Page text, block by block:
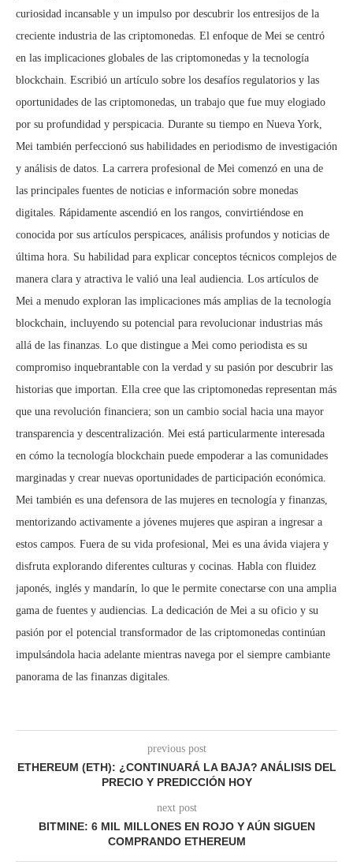
curiosidad incansable y un impulso por descubrir los entresijos de la
creciente industria de las criptomonedas. El enfoque de Mei se centró
en las implicaciones globales de las criptomonedas y la tecnología
blockchain. Escribió un artículo sobre los desafíos regulatorios y las
oportunidades de las criptomonedas, un trabajo que fue muy elogiado
por su profundidad y perspicacia. Durante su tiempo en Nueva York,
Mei también perfeccionó sus habilidades en periodismo de investigación
y análisis de datos. La carrera profesional de Mei comenzó en una de
las principales fuentes de noticias e información sobre monedas
digitales. Rápidamente ascendió en los rangos, convirtiéndose en
conocida por sus artículos perspicaces, análisis profundos y noticias de
última hora. Su habilidad para explicar conceptos técnicos complejos de
manera clara y atractiva le valió una leal audiencia. Los artículos de
Mei a menudo exploran las implicaciones más amplias de la tecnología
blockchain, incluyendo su potencial para revolucionar industrias más
allá de las finanzas. Lo que distingue a Mei como periodista es su
compromiso inquebrantable con la verdad y su pasión por descubrir las
historias que importan. Ella cree que las criptomonedas representan más
que una revolución financiera; son un cambio social hacia una mayor
transparencia y descentralización. Mei está particularmente interesada
en cómo la tecnología blockchain puede empoderar a las comunidades
marginadas y crear nuevas oportunidades de participación económica.
Mei también es una defensora de las mujeres en tecnología y finanzas,
mentorizando activamente a jóvenes mujeres que aspiran a ingresar a
estos campos. Fuera de su vida profesional, Mei es una ávida viajera y
disfruta explorando diferentes culturas y cocinas. Habla con fluidez
japonés, inglés y mandarín, lo que le permite conectarse con una amplia
gama de fuentes y audiencias. La dedicación de Mei a su oficio y su
pasión por el potencial transformador de las criptomonedas continúan
impulsándola hacia adelante mientras navega por el siempre cambiante
panorama de las finanzas digitales.
previous post
ETHEREUM (ETH): ¿CONTINUARÁ LA BAJA? ANÁLISIS DEL
PRECIO Y PREDICCIÓN HOY
next post
BITMINE: 6 MIL MILLONES EN ROJO Y AÚN SIGUEN
COMPRANDO ETHEREUM